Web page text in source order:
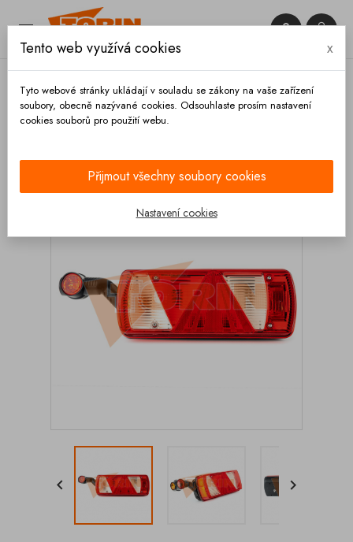
 

 
Tento web využívá cookies x
Tyto webové stránky ukládají v souladu se zákony na vaše zařízení
soubory, obecně nazývané cookies. Odsouhlaste prosím nastavení
cookies souborů pro použití webu.
Přijmout všechny soubory cookies
Nastavení cookies